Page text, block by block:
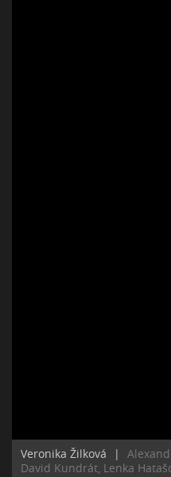
Veronika Žilková |
David Kundrát, Lenka